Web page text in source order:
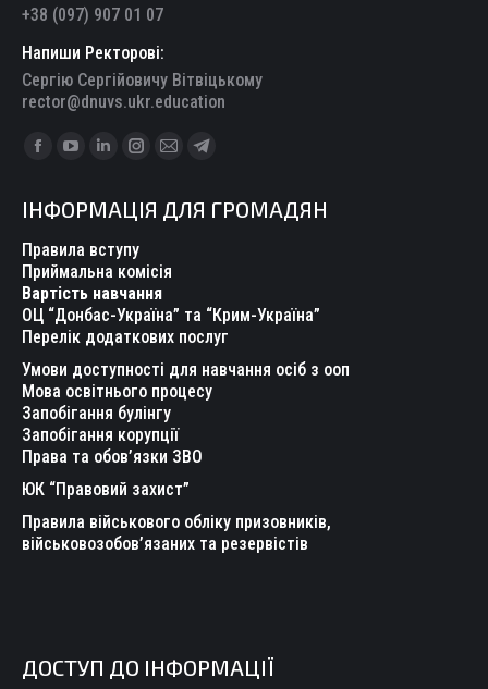
+38 (097) 907 01 07
Напиши Ректорові:
Сергію Сергійовичу Вітвіцькому
rector@dnuvs.ukr.education
Find us on:
Facebook
opens
in
new
window
YouTube
opens
in
new
window
Linkedin
opens
in
new
window
Instagram
opens
in
new
window
Mail
opens
new
Telegram
opens
ІНФОРМАЦІЯ ДЛЯ ГРОМАДЯН
Правила вступу
Приймальна комісія
Вартість навчання
ОЦ “Донбас-Україна” та “Крим-Україна”
Перелік додаткових послуг
Умови доступності для навчання осіб з ооп
Мова освітнього процесу
Запобігання булінгу
Запобігання корупції
Права та обов’язки ЗВО
ЮК “Правовий захист”
Правила військового обліку призовників,
військовозобов’язаних та резервістів
ДОСТУП ДО ІНФОРМАЦІЇ